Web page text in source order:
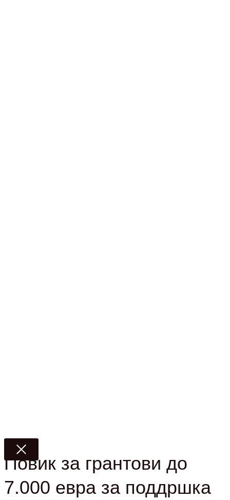
Повик за грантови до
7.000 евра за поддршка